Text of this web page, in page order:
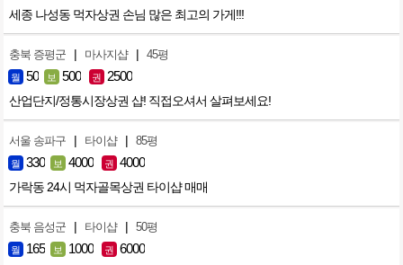
세종 나성동 먹자상권 손님 많은 최고의 가게!!!
충북 증평군 | 마사지샵 | 45평
월 50 보 500 권 2500
산업단지/정통시장상권 샵! 직접오셔서 살펴보세요!
서울 송파구 | 타이샵 | 85평
월 330 보 4000 권 4000
가락동 24시 먹자골목상권 타이샵 매매
충북 음성군 | 타이샵 | 50평
월 165 보 1000 권 6000